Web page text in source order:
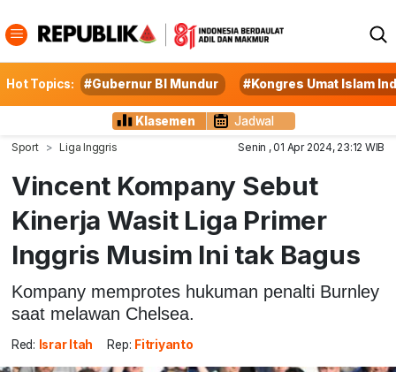
Hot Topics: #Gubernur BI Mundur #Kongres Umat Islam
Klasemen Jadwal
Sport Liga Inggris Senin , 01 Apr 2024, 23:12 WIB
Vincent Kompany Sebut
Kinerja Wasit Liga Primer
Inggris Musim Ini tak Bagus
Kompany memprotes hukuman penalti Burnley
saat melawan Chelsea.
Red: Israr Itah Rep: Fitriyanto